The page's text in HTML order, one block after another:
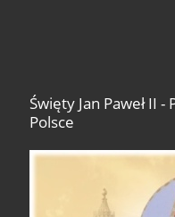
Święty Jan Paweł II
Polsce